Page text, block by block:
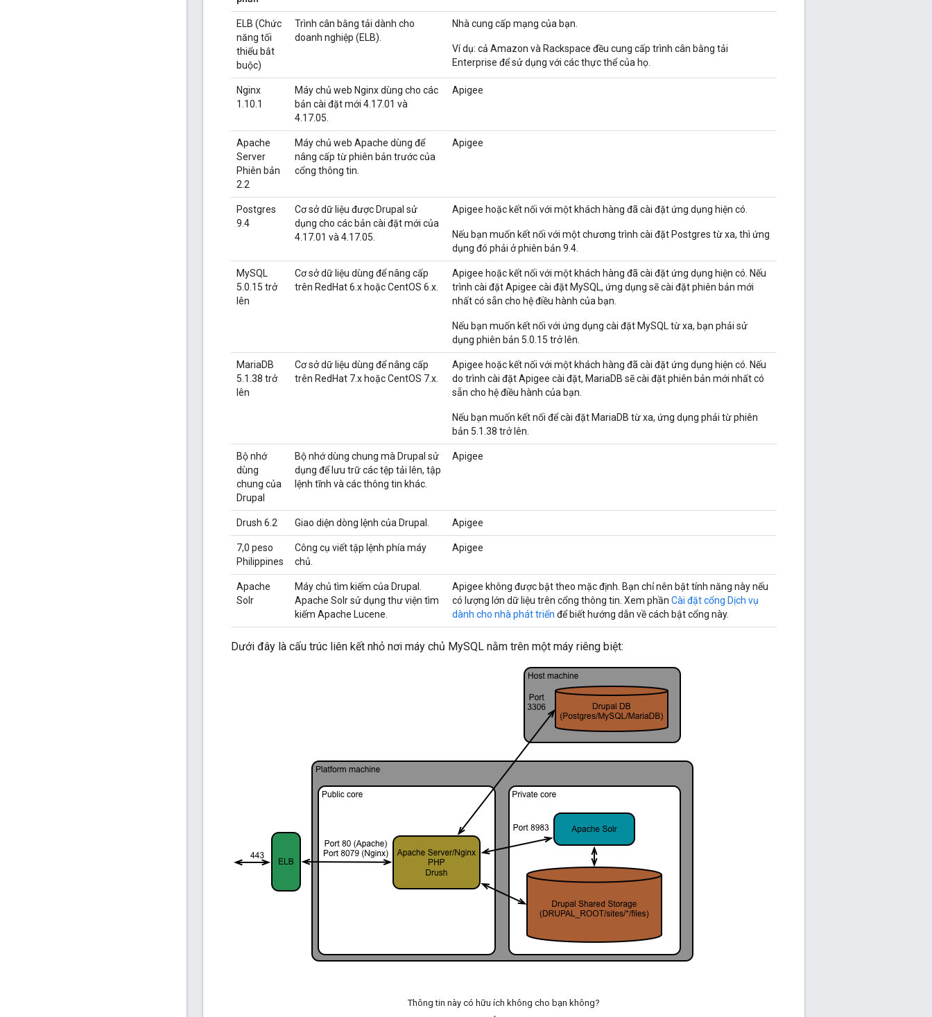
ELB (Chức
năng tối
thiểu bắt
buộc)
Trình cân bằng tải dành cho
doanh nghiệp (ELB).
Nhà cung cấp mạng của bạn.
Ví dụ: cả Amazon và Rackspace đều cung cấp trình cân bằng tải
Enterprise để sử dụng với các thực thể của họ.
Nginx
1.10.1
Máy chủ web Nginx dùng cho các
bản cài đặt mới 4.17.01 và
4.17.05.
Apigee
Apache
Server
Phiên bản
2.2
Máy chủ web Apache dùng để
nâng cấp từ phiên bản trước của
cổng thông tin.
Apigee
Postgres
9.4
Cơ sở dữ liệu được Drupal sử
dụng cho các bản cài đặt mới của
4.17.01 và 4.17.05.
Apigee hoặc kết nối với một khách hàng đã cài đặt ứng dụng hiện có.
Nếu bạn muốn kết nối với một chương trình cài đặt Postgres từ xa, thì ứng
dụng đó phải ở phiên bản 9.4.
MySQL
5.0.15 trở
lên
Cơ sở dữ liệu dùng để nâng cấp
trên RedHat 6.x hoặc CentOS 6.x.
Apigee hoặc kết nối với một khách hàng đã cài đặt ứng dụng hiện có. Nếu
trình cài đặt Apigee cài đặt MySQL, ứng dụng sẽ cài đặt phiên bản mới
nhất có sẵn cho hệ điều hành của bạn.
Nếu bạn muốn kết nối với ứng dụng cài đặt MySQL từ xa, bạn phải sử
dụng phiên bản 5.0.15 trở lên.
MariaDB
5.1.38 trở
lên
Cơ sở dữ liệu dùng để nâng cấp
trên RedHat 7.x hoặc CentOS 7.x.
Apigee hoặc kết nối với một khách hàng đã cài đặt ứng dụng hiện có. Nếu
do trình cài đặt Apigee cài đặt, MariaDB sẽ cài đặt phiên bản mới nhất có
sẵn cho hệ điều hành của bạn.
Nếu bạn muốn kết nối để cài đặt MariaDB từ xa, ứng dụng phải từ phiên
bản 5.1.38 trở lên.
Bộ nhớ
dùng
chung của
Drupal
Bộ nhớ dùng chung mà Drupal sử
dụng để lưu trữ các tệp tải lên, tập
lệnh tĩnh và các thông tin khác.
Apigee
Drush 6.2 Giao diện dòng lệnh của Drupal. Apigee
7,0 peso
Philippines
Công cụ viết tập lệnh phía máy
chủ.
Apigee
Apache
Solr
Máy chủ tìm kiếm của Drupal.
Apache Solr sử dụng thư viện tìm
kiếm Apache Lucene.
Apigee không được bật theo mặc định. Bạn chỉ nên bật tính năng này nếu
có lượng lớn dữ liệu trên cổng thông tin. Xem phần Cài đặt cổng Dịch vụ
dành cho nhà phát triển để biết hướng dẫn về cách bật cổng này.
Dưới đây là cấu trúc liên kết nhỏ nơi máy chủ MySQL nằm trên một máy riêng biệt:
Thông tin này có hữu ích không cho bạn không?